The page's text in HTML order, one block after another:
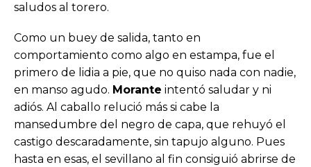
saludos al torero.
Como un buey de salida, tanto en
comportamiento como algo en estampa, fue el
primero de lidia a pie, que no quiso nada con nadie,
en manso agudo. Morante intentó saludar y ni
adiós. Al caballo relució más si cabe la
mansedumbre del negro de capa, que rehuyó el
castigo descaradamente, sin tapujo alguno. Pues
hasta en esas, el sevillano al fin consiguió abrirse de